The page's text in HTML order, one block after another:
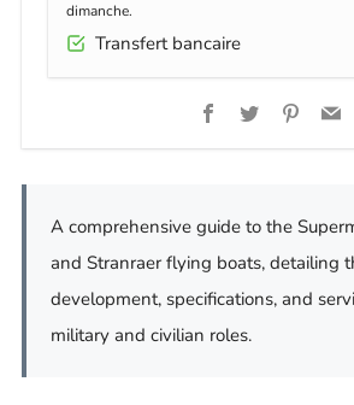
dimanche.
Transfert bancaire
Facebook
Twitter
A comprehensive guide to the
and Stranraer flying boats, detailing
development, specifications, and
military and civilian roles.